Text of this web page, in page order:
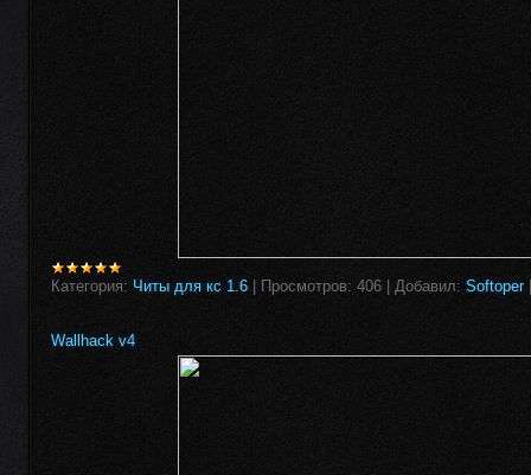
Категория: Читы для кс 1.6 Просмотров: 406 Добавил: Softoper
Wallhack v4